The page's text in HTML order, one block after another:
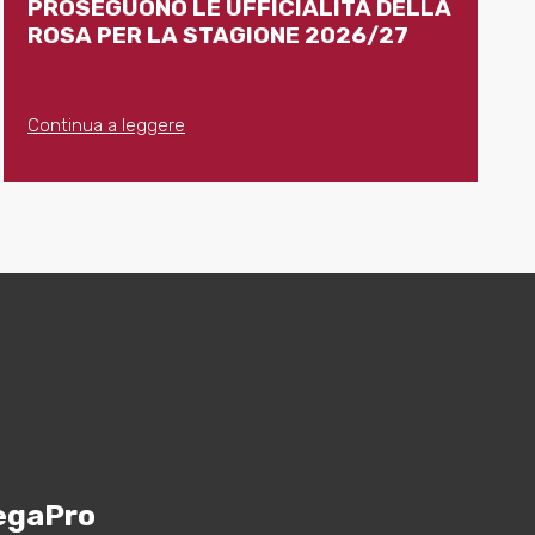
PROSEGUONO LE UFFICIALITÀ DELLA
ROSA PER LA STAGIONE 2026/27
Continua a leggere